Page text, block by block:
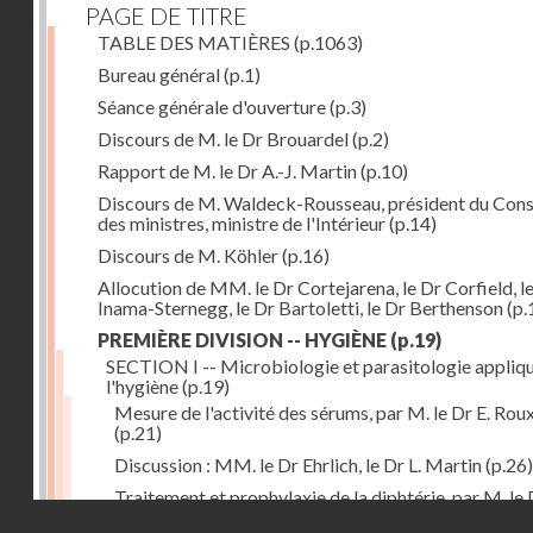
PAGE DE TITRE
TABLE DES MATIÈRES (p.1063)
Bureau général(p.1)
Séance générale d'ouverture(p.3)
Discours de M. le Dr Brouardel(p.2)
Rapport de M. le Dr A.-J. Martin(p.10)
Discours de M. Waldeck-Rousseau, président du
des ministres, ministre de l'Intérieur(p.14)
Discours de M. Köhler(p.16)
Allocution de MM. le Dr Cortejarena, le Dr Corfield,
Inama-Sternegg, le Dr Bartoletti, le Dr Berthenson
PREMIÈRE DIVISION -- HYGIÈNE (p.19)
SECTION I -- Microbiologie et parasitologie
l'hygiène(p.19)
Mesure de l'activité des sérums, par M. le Dr E.
(p.21)
Discussion : MM. le Dr Ehrlich, le Dr L. Martin(p.26)
Traitement et prophylaxie de la diphtérie, par M. le